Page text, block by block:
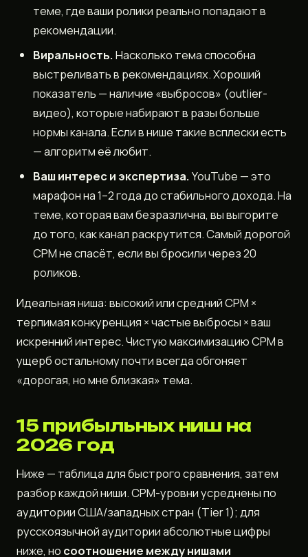
теме, где ваши ролики реально попадают в
рекомендации.
Виральность.Насколько тема способна
выстреливать в рекомендациях. Хороший
показатель — наличие «выбросов» (outlier-
видео), которые набирают в разы больше
нормы канала. Если в нише такие всплески есть
— алгоритм её любит.
Ваш интерес и экспертиза.YouTube — это
марафон на 1–2 года до стабильного дохода. На
теме, которая вам безразлична, вы выгорите
до того, как канал раскрутится. Самый дорогой
CPM не спасёт, если вы бросили через 20
роликов.
Идеальная ниша: высокий или средний CPM ×
терпимая конкуренция × частые выбросы × ваш
искренний интерес. Чистую максимизацию CPM в
ущерб остальному почти всегда обгоняет
«дорогая, но мне близкая» тема.
15 прибыльных ниш на
2026 год
Ниже — таблица для быстрого сравнения, затем
разбор каждой ниши. CPM-уровни усреднены по
аудитории США/западных стран (Tier 1); для
русскоязычной аудитории абсолютные цифры
ниже, но соотношение между нишами